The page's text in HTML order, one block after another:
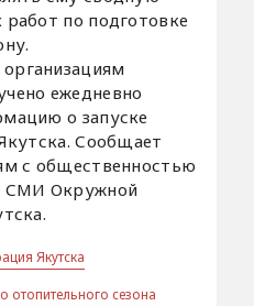
по подготовке
ежедневно
о запуске
Сообщает
с общественностью
СМИ Окружной
Якутска
отопительного сезона